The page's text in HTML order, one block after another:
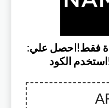
:عرض لفترة محدودة فقط!احصل علي
الكود